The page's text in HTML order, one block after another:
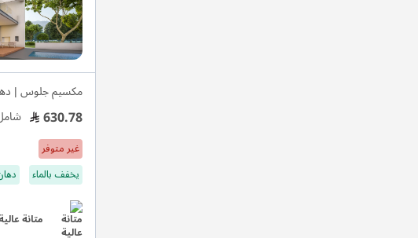
مكسيم جلوس |
630.78
غير متوفر
يخفف بالماء
متانة